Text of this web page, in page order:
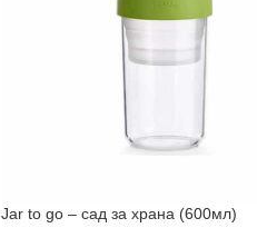
Jar to go – сад за храна (600мл)